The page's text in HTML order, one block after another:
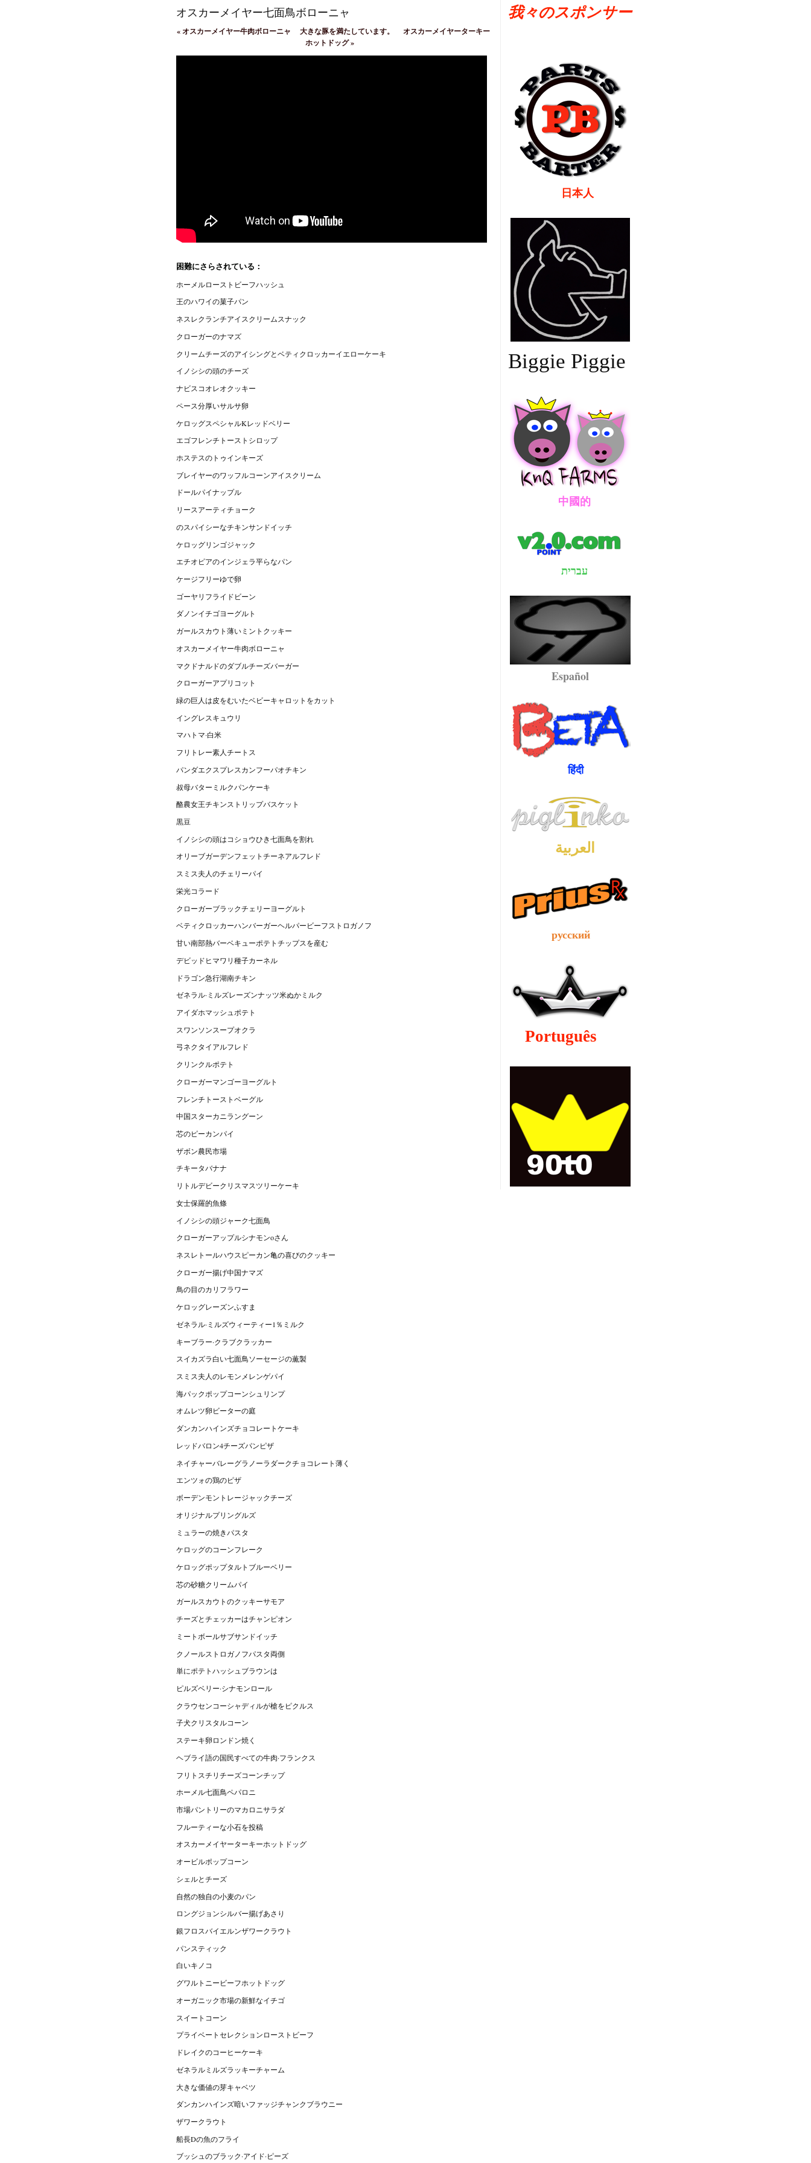
我々のスポンサー
日本人
Biggie Piggie
中國的
עברית
Español
हिंदी
العربية
русский
Português
オスカーメイヤー七面鳥ボローニャ
«オスカーメイヤー牛肉ボローニャ 大きな豚を満たしています。
オスカーメイヤーターキー
ホットドッグ»
困難にさらされている：
ホーメルローストビーフハッシュ
王のハワイの菓子パン
ネスレクランチアイスクリームスナック
クローガーのナマズ
クリームチーズのアイシングとベティクロッカーイエローケーキ
イノシシの頭のチーズ
ナビスコオレオクッキー
ペース分厚いサルサ卵
ケロッグスペシャルKレッドベリー
エゴフレンチトーストシロップ
ホステスのトゥインキーズ
ブレイヤーのワッフルコーンアイスクリーム
ドールパイナップル
リースアーティチョーク
のスパイシーなチキンサンドイッチ
ケロッグリンゴジャック
エチオピアのインジェラ平らなパン
ケージフリーゆで卵
ゴーヤリフライドビーン
ダノンイチゴヨーグルト
ガールスカウト薄いミントクッキー
オスカーメイヤー牛肉ボローニャ
マクドナルドのダブルチーズバーガー
クローガーアプリコット
緑の巨人は皮をむいたベビーキャロットをカット
イングレスキュウリ
マハトマ·白米
フリトレー素人チートス
パンダエクスプレスカンフーパオチキン
叔母バターミルクパンケーキ
酪農女王チキンストリップバスケット
黒豆
イノシシの頭はコショウひき七面鳥を割れ
オリーブガーデンフェットチーネアルフレド
スミス夫人のチェリーパイ
栄光コラード
クローガーブラックチェリーヨーグルト
ベティクロッカーハンバーガーヘルパービーフストロガノフ
甘い南部熱バーベキューポテトチップスを産む
デビッドヒマワリ種子カーネル
ドラゴン急行湖南チキン
ゼネラル·ミルズレーズンナッツ米ぬかミルク
アイダホマッシュポテト
スワンソンスープオクラ
弓ネクタイアルフレド
クリンクルポテト
クローガーマンゴーヨーグルト
フレンチトーストベーグル
中国スターカニラングーン
芯のピーカンパイ
ザボン農民市場
チキータバナナ
リトルデビークリスマスツリーケーキ
女士保羅的魚條
イノシシの頭ジャーク七面鳥
クローガーアップルシナモンoさん
ネスレトールハウスピーカン亀の喜びのクッキー
クローガー揚げ中国ナマズ
鳥の目のカリフラワー
ケロッグレーズンふすま
ゼネラル·ミルズウィーティー1％ミルク
キーブラー·クラブクラッカー
スイカズラ白い七面鳥ソーセージの薫製
スミス夫人のレモンメレンゲパイ
海パックポップコーンシュリンプ
オムレツ卵ビーターの庭
ダンカンハインズチョコレートケーキ
レッドバロン4チーズパンピザ
ネイチャーバレーグラノーラダークチョコレート薄く
エンツォの鶏のピザ
ボーデンモントレージャックチーズ
オリジナルプリングルズ
ミュラーの焼きパスタ
ケロッグのコーンフレーク
ケロッグポップタルトブルーベリー
芯の砂糖クリームパイ
ガールスカウトのクッキーサモア
チーズとチェッカーはチャンピオン
ミートボールサブサンドイッチ
クノールストロガノフパスタ両側
単にポテトハッシュブラウンは
ピルズベリー·シナモンロール
クラウセンコーシャディルが槍をピクルス
子犬クリスタルコーン
ステーキ卵ロンドン焼く
ヘブライ語の国民すべての牛肉·フランクス
フリトスチリチーズコーンチップ
ホーメル七面鳥ペパロニ
市場パントリーのマカロニサラダ
フルーティーな小石を投稿
オスカーメイヤーターキーホットドッグ
オービルポップコーン
シェルとチーズ
自然の独自の小麦のパン
ロングジョンシルバー揚げあさり
銀フロスバイエルンザワークラウト
パンスティック
白いキノコ
グワルトニービーフホットドッグ
オーガニック市場の新鮮なイチゴ
スイートコーン
プライベートセレクションローストビーフ
ドレイクのコーヒーケーキ
ゼネラルミルズラッキーチャーム
大きな価値の芽キャベツ
ダンカンハインズ暗いファッジチャンクブラウニー
ザワークラウト
船長Dの魚のフライ
ブッシュのブラック·アイド·ピーズ